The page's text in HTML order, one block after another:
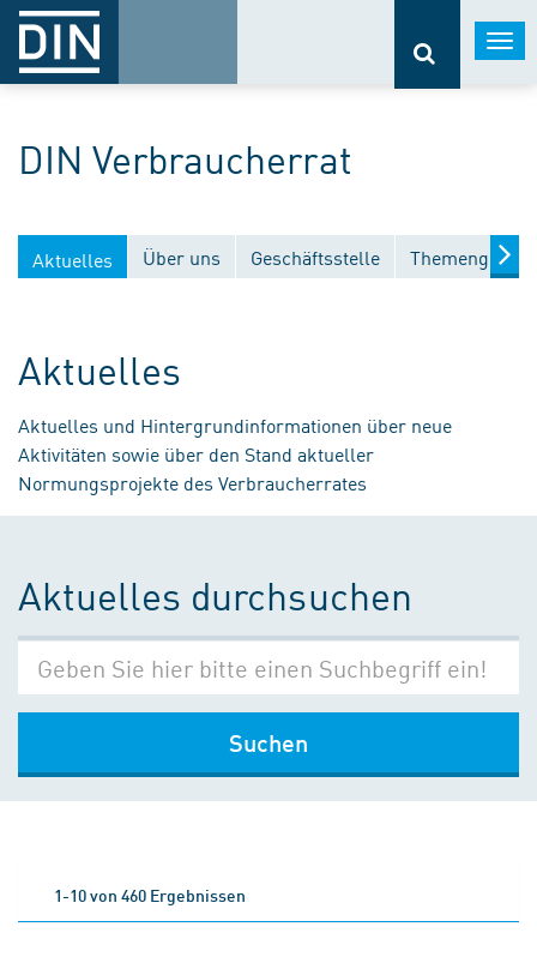
DIN Verbraucherrat
Aktuelles Über uns Geschäftsstelle
Aktuelles
Aktuelles und Hintergrundinformationen über neue
Aktivitäten sowie über den Stand aktueller
Normungsprojekte des Verbraucherrates
Aktuelles durchsuchen
Suchen
1-10 von 460 Ergebnissen